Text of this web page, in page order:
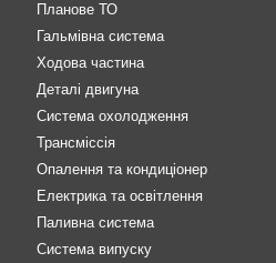
Планове ТО
Гальмівна система
Ходова частина
Деталі двигуна
Система охолодження
Трансміссія
Опалення та кондиціонер
Електрика та освітлення
Паливна система
Система випуску